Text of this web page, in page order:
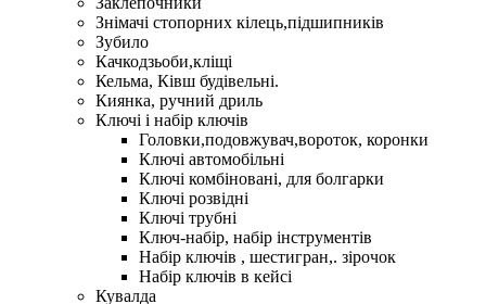
Знімачі стопорних кілець,підшипників
Зубило
Качкодзьоби,кліщі
Кельма, Ківш будівельні.
Киянка, ручний дриль
Ключі і набір ключів
Головки,подовжувач,вороток, коронки
Ключі автомобільні
Ключі комбіновані, для болгарки
Ключі розвідні
Ключі трубні
Ключ-набір, набір інструментів
Набір ключів , шестигран,. зірочок
Набір ключів в кейсі
Кувалда